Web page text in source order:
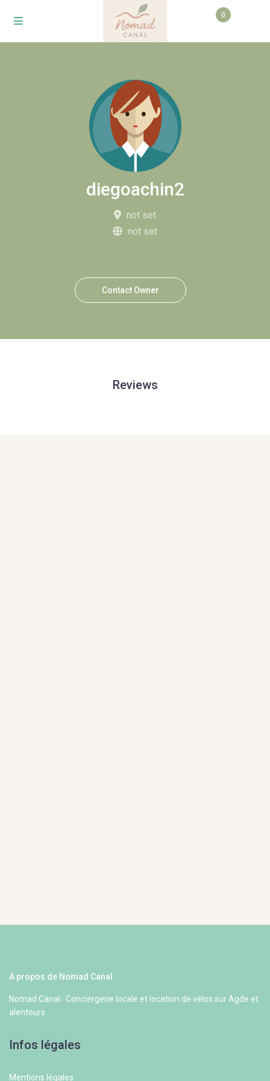
0
diegoachin2
not set
not set
Contact Owner
Reviews
A propos de Nomad Canal
Nomad Canal : Conciergerie locale et location de vélos sur Agde et
alentours
Infos légales
Mentions légales